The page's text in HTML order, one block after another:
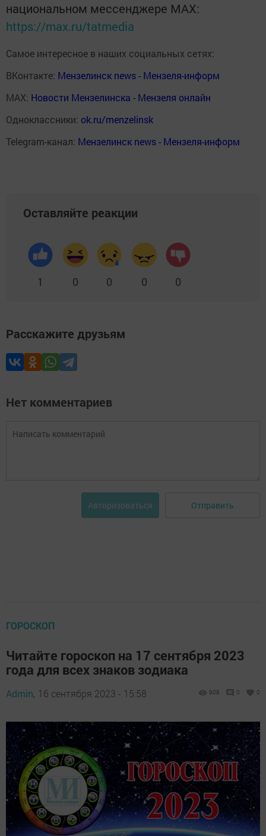
национальном мессенджере MАХ:
https://max.ru/tatmedia
Самое интересное в наших социальных сетях:
ВКонтакте: Мензелинск news - Мензеля-информ
MAX: Новости Мензелинска - Мензеля онлайн
Одноклассники: ok.ru/menzelinsk
Telegram-канал: Мензелинск news - Мензеля-информ
Оставляйте реакции
1 0 0 0 0
Расскажите друзьям
Нет комментариев
Авторизоваться Отправить
ГОРОСКОП
Читайте гороскоп на 17 сентября 2023
года для всех знаков зодиака
Admin, 16 сентября 2023 - 15:58 908 0 0